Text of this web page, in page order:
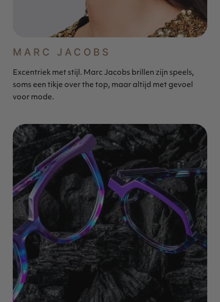
MARC JACOBS
Excentriek met stijl. Marc Jacobs brillen zijn speels,
soms een tikje over the top, maar altijd met gevoel
voor mode.